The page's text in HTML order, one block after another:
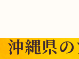
沖縄県